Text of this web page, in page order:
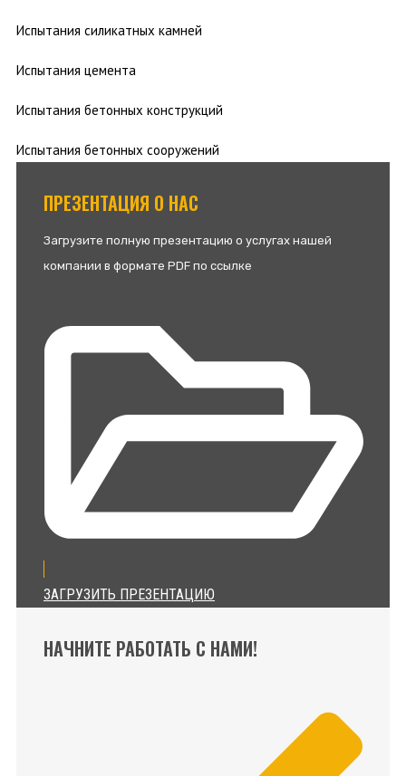
Испытания силикатных камней
Испытания цемента
Испытания бетонных конструкций
Испытания бетонных сооружений
ПРЕЗЕНТАЦИЯ О НАС
Загрузите полную презентацию о услугах нашей
компании в формате PDF по ссылке
ЗАГРУЗИТЬ ПРЕЗЕНТАЦИЮ
НАЧНИТЕ РАБОТАТЬ С НАМИ!